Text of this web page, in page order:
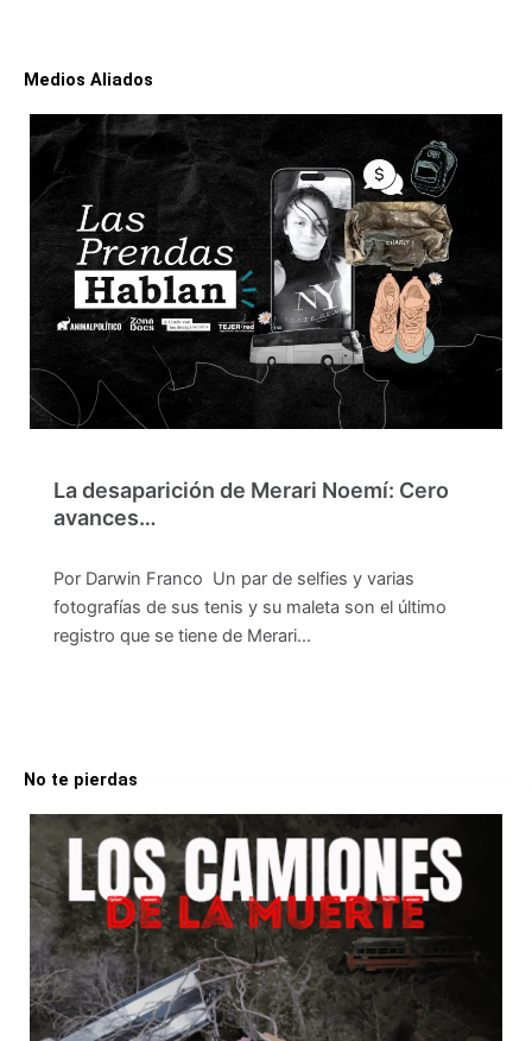
Medios Aliados
La desaparición de Merari Noemí: Cero
avances…
Por Darwin Franco Un par de selfies y varias
fotografías de sus tenis y su maleta son el último
registro que se tiene de Merari…
No te pierdas